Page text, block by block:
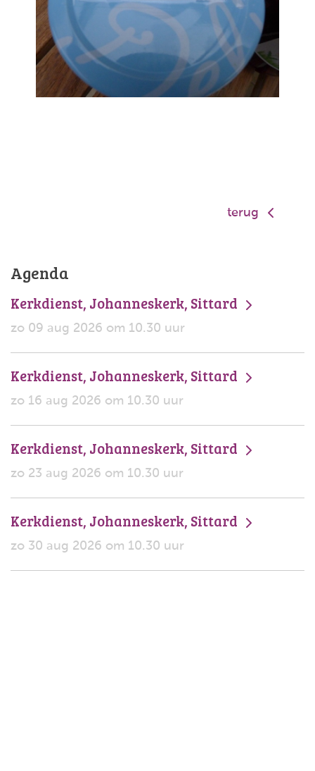
terug
Agenda
Kerkdienst, Johanneskerk, Sittard
zo 09 aug 2026 om 10.30 uur
Kerkdienst, Johanneskerk, Sittard
zo 16 aug 2026 om 10.30 uur
Kerkdienst, Johanneskerk, Sittard
zo 23 aug 2026 om 10.30 uur
Kerkdienst, Johanneskerk, Sittard
zo 30 aug 2026 om 10.30 uur